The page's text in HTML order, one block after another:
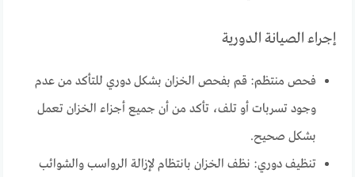
إجراء الصيانة الدورية
فحص منتظم: قم بفحص الخزان بشكل دوري للتأكد من عدم
وجود تسربات أو تلف، تأكد من أن جميع أجزاء الخزان تعمل
بشكل صحيح.
تنظيف دوري: نظف الخزان بانتظام لإزالة الرواسب والشوائب